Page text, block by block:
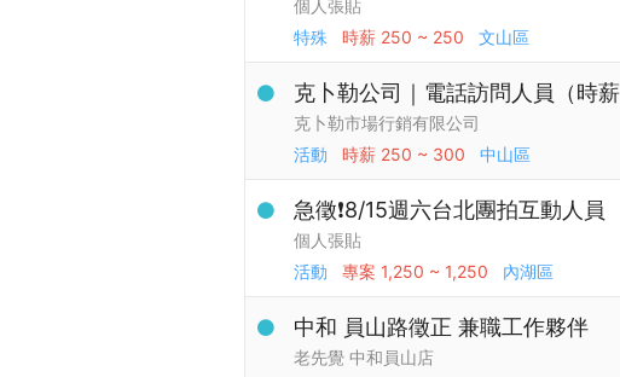
個人張貼
特殊
時薪 250 ~ 250 文山區
克卜勒公司｜電話訪問人員（時
克卜勒市場行銷有限公司
活動
時薪 250 ~ 300 中山區
急徵❗️8/15週六台北團拍互動人員
個人張貼
活動
專案 1,250 ~ 1,250 內湖區
中和 員山路徵正 兼職工作夥伴
老先覺 中和員山店